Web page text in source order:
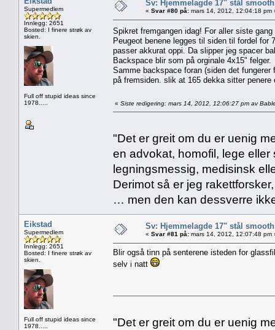
Supermedlem
Innlegg: 2651
Bosted: I finere strøk av
skien.
Full off stupid ideas since
1978.....
Sv: Hjemmelagde 17" stål
« Svar #80 på: mars 14, 2012, 12:04:18 pm
Spikret fremgangen idag! For aller siste gang
Peugeot benene legges til siden til fordel for
passer akkurat oppi. Da slipper jeg spacer
Backspace blir som på orginale 4x15" felger.
Samme backspace foran (siden det
på fremsiden. slik at 165 dekka sitter
« Siste redigering: mars 14, 2012, 12:06:27 pm av
"Det er greit om du er uenig
en advokat, homofil, lege
legningsmessig, medisinsk
Derimot så er jeg
… men den kan dessverre
Eikstad
Supermedlem
Innlegg: 2651
Bosted: I finere strøk av
skien.
Full off stupid ideas since
1978.....
Sv: Hjemmelagde 17" stål
« Svar #81 på: mars 14, 2012, 12:07:48 pm
Blir også tinn på senterene isteden for
selv i natt
"Det er greit om du er uenig